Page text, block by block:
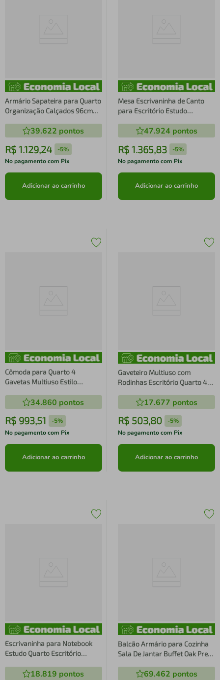
Armário Sapateira para Quarto
Organização Calçados 96cm
Placa e Ponto
39.622 pontos
R$ 1.129,24 -5%
No pagamento com Pix
Adicionar ao carrinho
Mesa Escrivaninha de Canto
para Escritório Estudo
Preto Placa e Ponto
47.924 pontos
R$ 1.365,83 -5%
No pagamento com Pix
Adicionar ao carrinho
Cômoda para Quarto 4
Gavetas Multiuso Estilo
67x44x85cm Placa e Ponto
34.860 pontos
R$ 993,51 -5%
No pagamento com Pix
Adicionar ao carrinho
Gaveteiro Multiuso com
Rodinhas Escritório Quarto 4
Oak Preto17.677 pontos
R$ 503,80 -5%
No pagamento com Pix
Adicionar ao carrinho
Escrivaninha para Notebook
Estudo Quarto Escritório
Placa e Ponto
18.819 pontos
Balcão Armário para Cozinha
Sala De Jantar Buffet Oak Preto
69.462 pontos